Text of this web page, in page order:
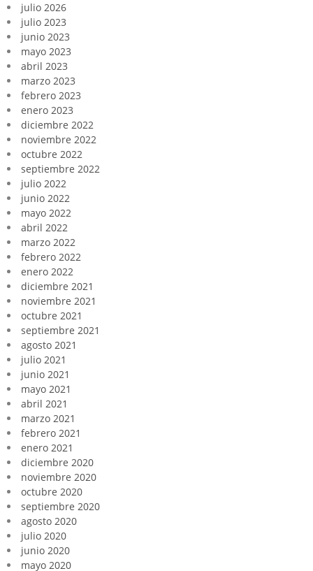
julio 2026
julio 2023
junio 2023
mayo 2023
abril 2023
marzo 2023
febrero 2023
enero 2023
diciembre 2022
noviembre 2022
octubre 2022
septiembre 2022
julio 2022
junio 2022
mayo 2022
abril 2022
marzo 2022
febrero 2022
enero 2022
diciembre 2021
noviembre 2021
octubre 2021
septiembre 2021
agosto 2021
julio 2021
junio 2021
mayo 2021
abril 2021
marzo 2021
febrero 2021
enero 2021
diciembre 2020
noviembre 2020
octubre 2020
septiembre 2020
agosto 2020
julio 2020
junio 2020
mayo 2020